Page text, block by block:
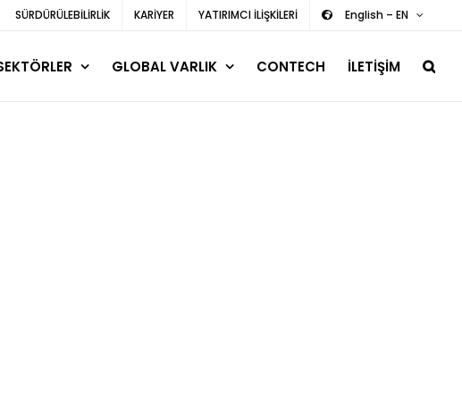
SÜRDÜRÜLEBİLİRLİK KARİYER YATIRIMCI İLİŞKİLERİ English – EN
GLOBAL VARLIK CONTECH İLETİŞİM